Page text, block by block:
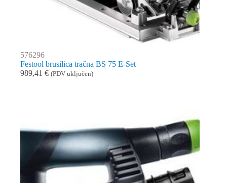
576296
Festool brusilica tračna BS 75 E-Set
989,41 € (PDV uključen)